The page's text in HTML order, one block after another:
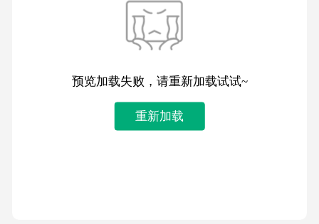
预览加载失败，请重新加载试试~
重新加载